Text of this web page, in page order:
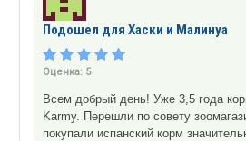
Подошел для Хаски и Малинуа
Оценка: 5
Всем добрый день! Уже 3,5 года
Karmy. Перешли по совету
покупали испанский корм